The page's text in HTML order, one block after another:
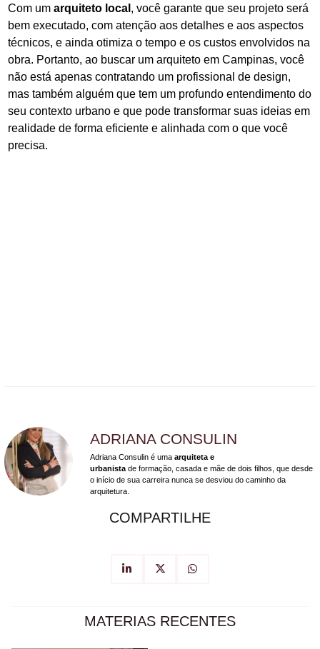
Com um arquiteto local , você garante que seu projeto será
bem executado, com atenção aos detalhes e aos aspectos
técnicos, e ainda otimiza o tempo e os custos envolvidos na
obra. Portanto, ao buscar um arquiteto em Campinas, você
não está apenas contratando um profissional de design,
mas também alguém que tem um profundo entendimento do
seu contexto urbano e que pode transformar suas ideias em
realidade de forma eficiente e alinhada com o que você
precisa.
ADRIANA CONSULIN
Adriana Consulin é uma arquiteta e
urbanista de formação, casada e mãe de dois filhos, que desde
o início de sua carreira nunca se desviou do caminho da
arquitetura.
COMPARTILHE
MATERIAS RECENTES